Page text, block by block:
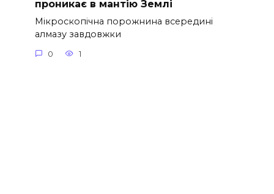
проникає в мантію Землі
Мікроскопічна порожнина всередині
алмазу завдовжки
0 1